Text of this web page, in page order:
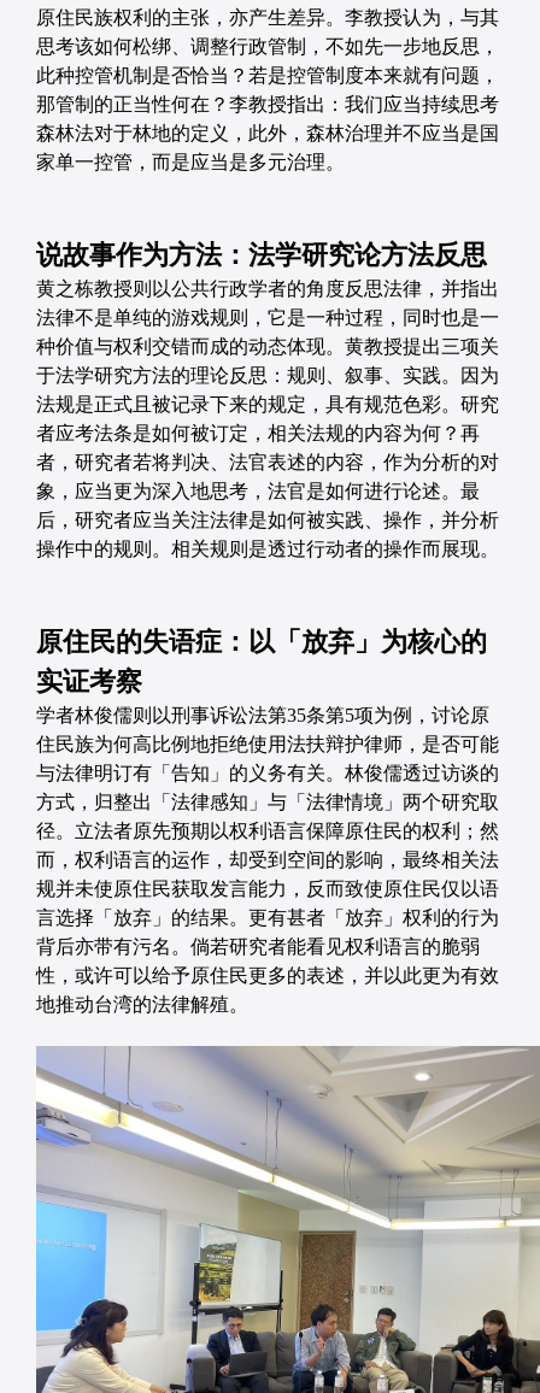
原住民族权利的主张，亦产生差异。李教授认为，与其
思考该如何松绑、调整行政管制，不如先一步地反思，
此种控管机制是否恰当？若是控管制度本来就有问题，
那管制的正当性何在？李教授指出：我们应当持续思考
森林法对于林地的定义，此外，森林治理并不应当是国
家单一控管，而是应当是多元治理。
说故事作为方法：法学研究论方法反思
黄之栋教授则以公共行政学者的角度反思法律，并指出
法律不是单纯的游戏规则，它是一种过程，同时也是一
种价值与权利交错而成的动态体现。黄教授提出三项关
于法学研究方法的理论反思：规则、叙事、实践。因为
法规是正式且被记录下来的规定，具有规范色彩。研究
者应考法条是如何被订定，相关法规的内容为何？再
者，研究者若将判决、法官表述的内容，作为分析的对
象，应当更为深入地思考，法官是如何进行论述。最
后，研究者应当关注法律是如何被实践、操作，并分析
操作中的规则。相关规则是透过行动者的操作而展现。
原住民的失语症：以「放弃」为核心的
实证考察
学者林俊儒则以刑事诉讼法第35条第5项为例，讨论原
住民族为何高比例地拒绝使用法扶辩护律师，是否可能
与法律明订有「告知」的义务有关。林俊儒透过访谈的
方式，归整出「法律感知」与「法律情境」两个研究取
径。立法者原先预期以权利语言保障原住民的权利；然
而，权利语言的运作，却受到空间的影响，最终相关法
规并未使原住民获取发言能力，反而致使原住民仅以语
言选择「放弃」的结果。更有甚者「放弃」权利的行为
背后亦带有污名。倘若研究者能看见权利语言的脆弱
性，或许可以给予原住民更多的表述，并以此更为有效
地推动台湾的法律解殖。